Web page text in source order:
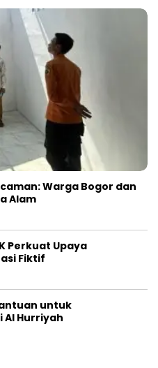
Warga Bogor dan
Alam
Perkuat Upaya
Fiktif
untuk
Al Hurriyah